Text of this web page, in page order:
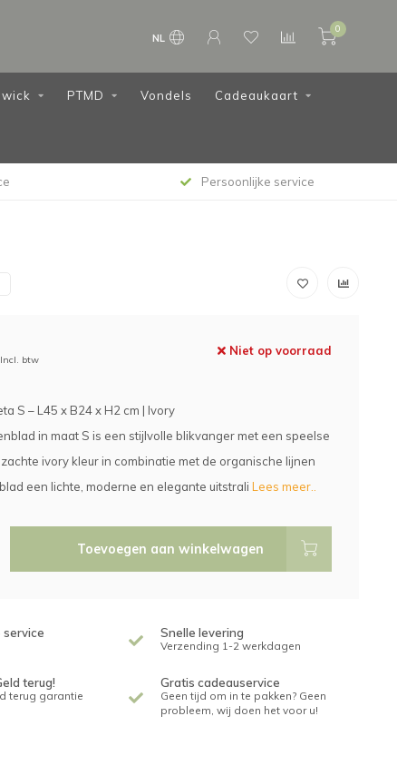
NL
0
PTMD Vondels Cadeaukaart
Persoonlijke service
Incl. btw
Niet op voorraad
S – L45 x B24 x H2 cm | Ivory
in maat S is een stijlvolle blikvanger met een speelse
ivory kleur in combinatie met de organische lijnen
een lichte, moderne en elegante uitstrali Lees meer..
Toevoegen aan winkelwagen
service Snelle levering
Verzending 1-2 werkdagen
terug!
terug garantie
Gratis cadeauservice
Geen tijd om in te pakken? Geen
probleem, wij doen het voor u!